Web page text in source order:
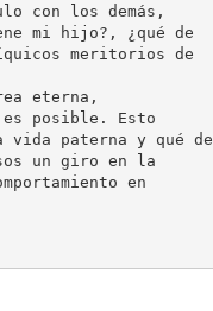
con los demás,
mi hijo?, ¿qué de
meritorios de
eterna,
posible. Esto
paterna y qué de
un giro en la
en